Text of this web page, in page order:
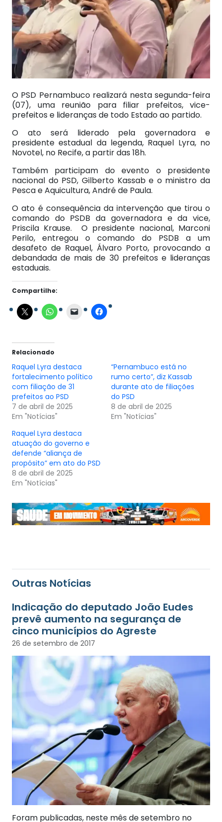
O PSD Pernambuco realizará nesta segunda-feira
(07), uma reunião para filiar prefeitos, vice-
prefeitos e lideranças de todo Estado ao partido.
O ato será liderado pela governadora e
presidente estadual da legenda, Raquel Lyra, no
Novotel, no Recife, a partir das 18h.
Também participam do evento o presidente
nacional do PSD, Gilberto Kassab e o ministro da
Pesca e Aquicultura, André de Paula.
O ato é consequência da intervenção que tirou o
comando do PSDB da governadora e da vice,
Priscila Krause. O presidente nacional, Marconi
Perilo, entregou o comando do PSDB a um
desafeto de Raquel, Álvaro Porto, provocando a
debandada de mais de 30 prefeitos e lideranças
estaduais.
Compartilhe:
Relacionado
Raquel Lyra destaca
fortalecimento político
com filiação de 31
prefeitos ao PSD
7 de abril de 2025
Em "Notícias"
“Pernambuco está no
rumo certo”, diz Kassab
durante ato de filiações
do PSD
8 de abril de 2025
Em "Notícias"
Raquel Lyra destaca
atuação do governo e
defende “aliança de
propósito” em ato do PSD
8 de abril de 2025
Em "Notícias"
Outras Notícias
Indicação do deputado João Eudes
prevê aumento na segurança de
cinco municípios do Agreste
26 de setembro de 2017
Foram publicadas, neste mês de setembro no